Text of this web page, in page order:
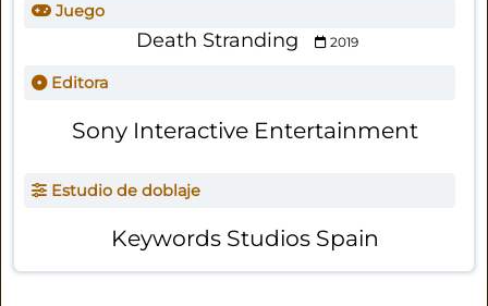
Juego
Death Stranding 2019
Editora
Sony Interactive Entertainment
Estudio de doblaje
Keywords Studios Spain